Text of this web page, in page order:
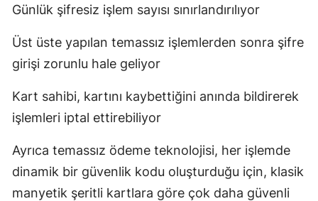
Günlük şifresiz işlem sayısı sınırlandırılıyor
Üst üste yapılan temassız işlemlerden sonra şifre
girişi zorunlu hale geliyor
Kart sahibi, kartını kaybettiğini anında bildirerek
işlemleri iptal ettirebiliyor
Ayrıca temassız ödeme teknolojisi, her işlemde
dinamik bir güvenlik kodu oluşturduğu için, klasik
manyetik şeritli kartlara göre çok daha güvenli